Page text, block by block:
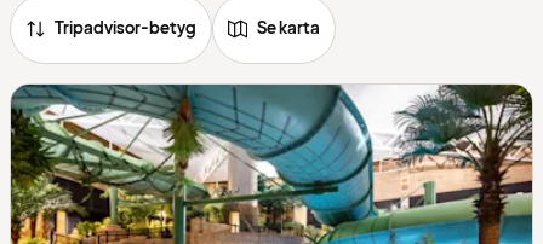
Tripadvisor-betyg Se karta